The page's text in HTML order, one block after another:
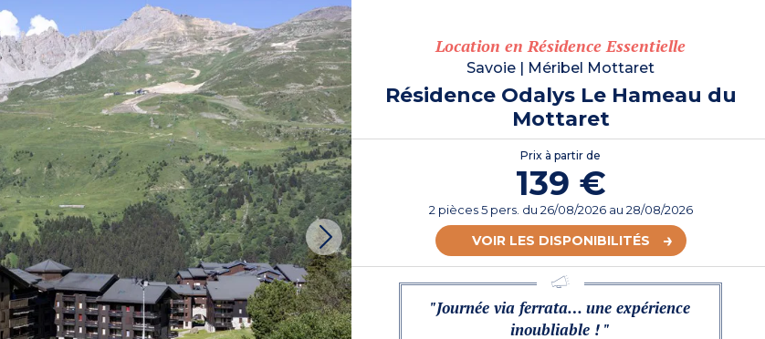
Location en Résidence Essentielle
Savoie Méribel Mottaret
Résidence Odalys Le Hameau du
Mottaret
Prix à partir de
139 €
2 pièces 5 pers. du 26/08/2026au 28/08/2026
VOIR LES DISPONIBILITÉS
"Journée via ferrata… une expérience
inoubliable ! "